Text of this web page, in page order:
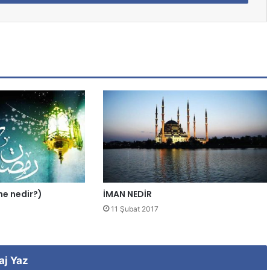
nedir?) İMAN NEDİR
11 Şubat 2017
Yaz